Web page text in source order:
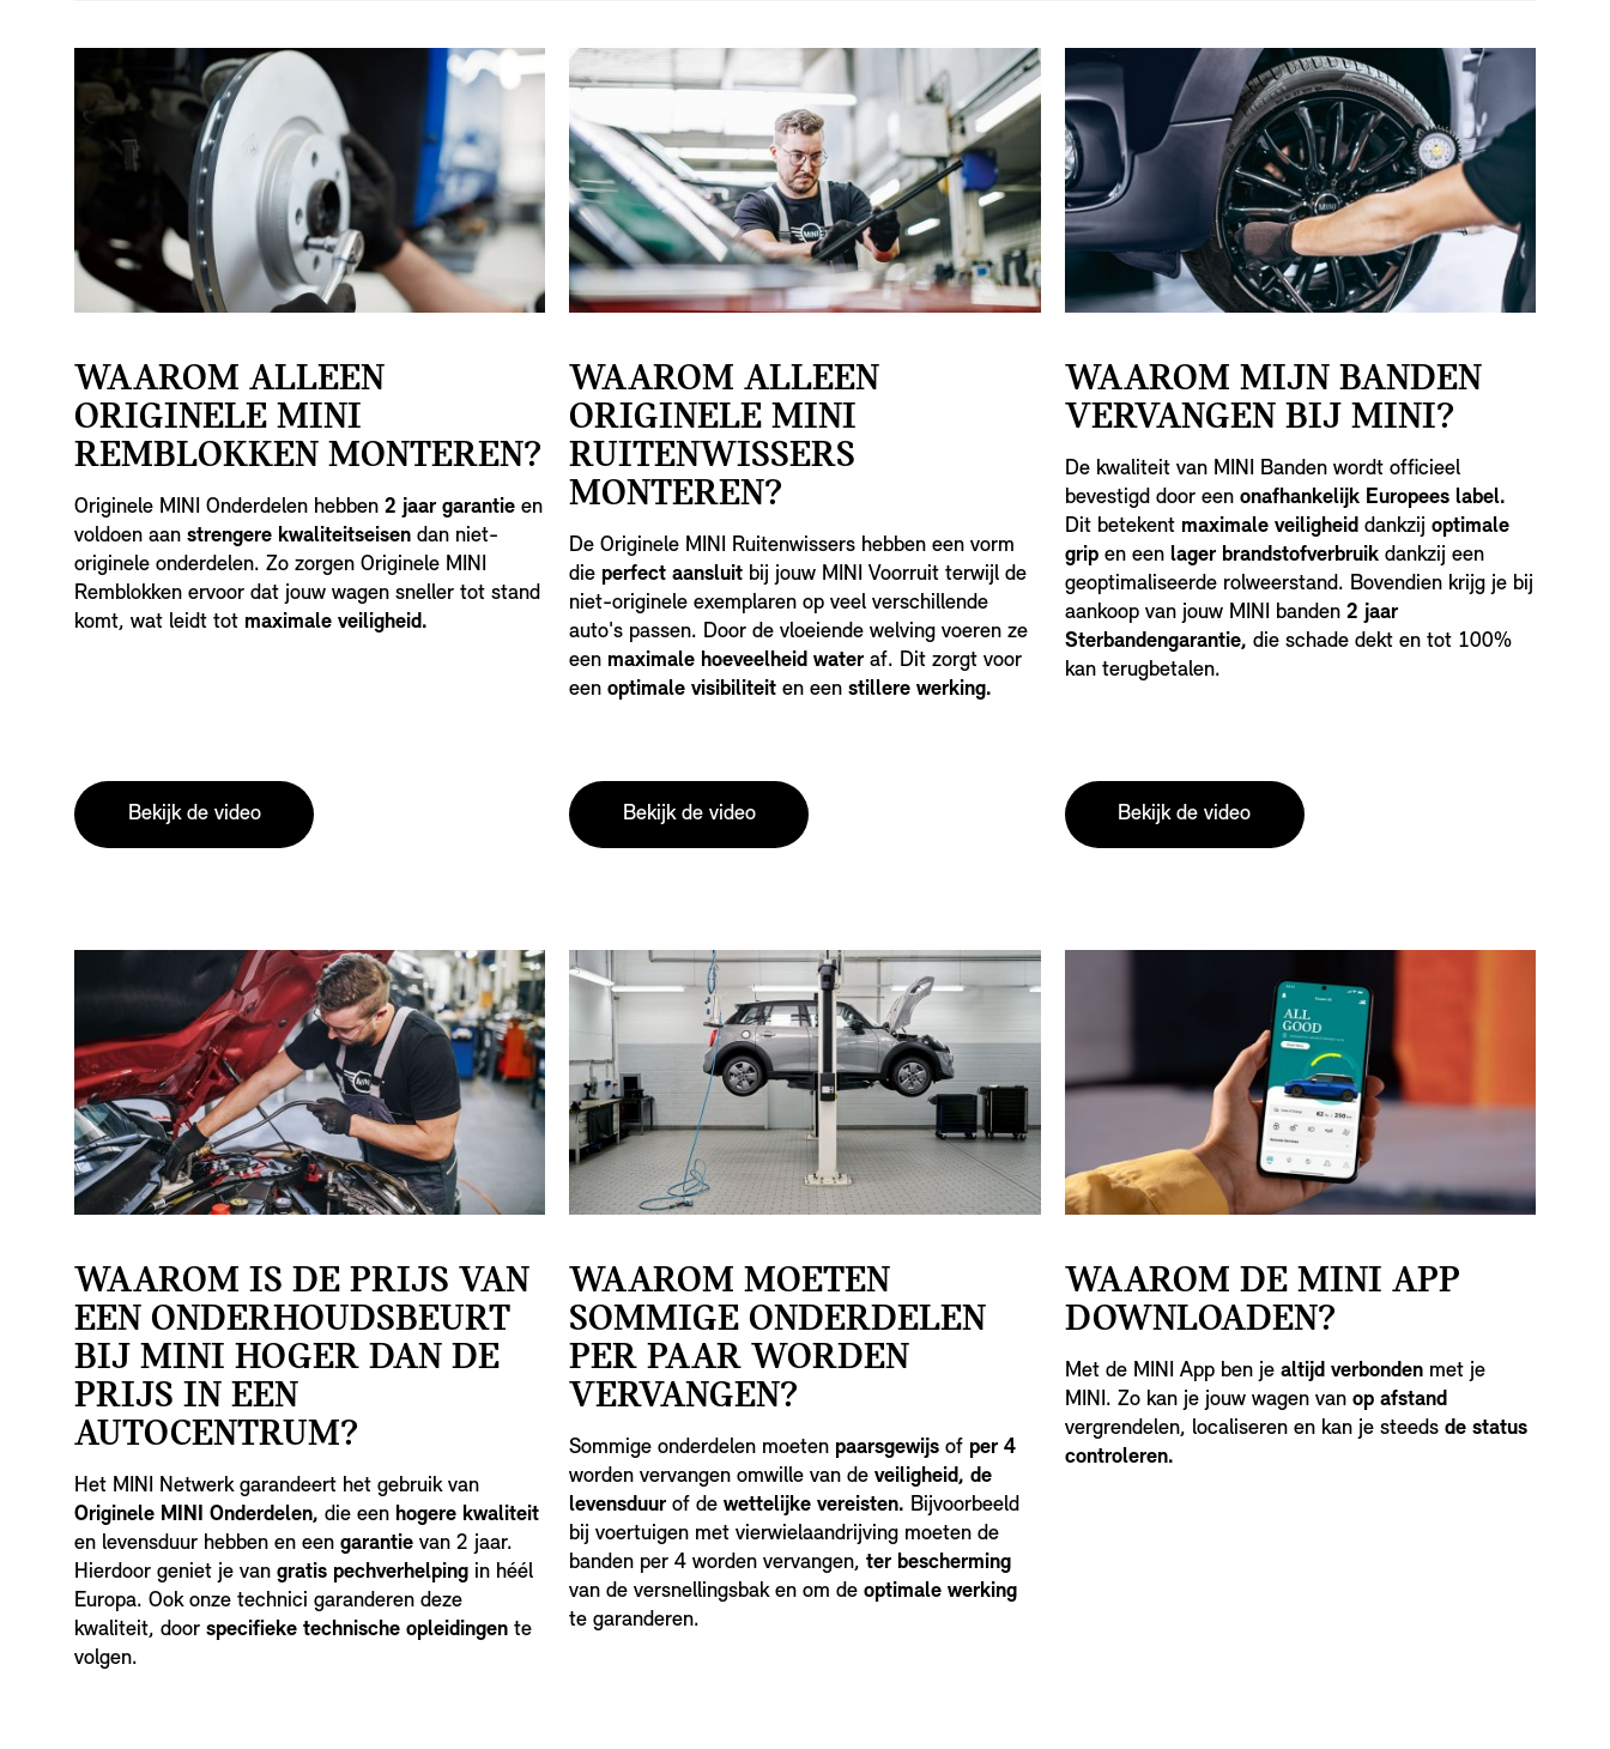
WAAROM ALLEEN
ORIGINELE MINI
REMBLOKKEN MONTEREN?
Originele MINI Onderdelen hebben 2 jaar garantie en
voldoen aan strengere kwaliteitseisen dan niet-
originele onderdelen. Zo zorgen Originele MINI
Remblokken ervoor dat jouw wagen sneller tot stand
komt, wat leidt tot maximale veiligheid.
Bekijk de video
WAAROM ALLEEN
ORIGINELE MINI
RUITENWISSERS
MONTEREN?
De Originele MINI Ruitenwissers hebben een vorm
die perfect aansluit bij jouw MINI Voorruit terwijl de
niet-originele exemplaren op veel verschillende
auto's passen. Door de vloeiende welving voeren ze
een maximale hoeveelheid water af. Dit zorgt voor
eenoptimale visibiliteit en eenstillere werking.
Bekijk de video
WAAROM MIJN BANDEN
VERVANGEN BIJ MINI?
De kwaliteit van MINI Banden wordt officieel
bevestigd door een onafhankelijk Europees label.
Dit betekent maximale veiligheiddankzij optimale
gripen een lager brandstofverbruikdankzij een
geoptimaliseerde rolweerstand. Bovendien krijg je bij
aankoop van jouw MINI banden 2 jaar
Sterbandengarantie, die schade dekt en tot 100%
kan terugbetalen.
Bekijk de video
WAAROM IS DE PRIJS VAN
EEN ONDERHOUDSBEURT
BIJ MINI HOGER DAN DE
PRIJS IN EEN
AUTOCENTRUM?
Het MINI Netwerk garandeert het gebruik van
Originele MINI Onderdelen, die een hogere kwaliteit
en levensduur hebben en een garantie van 2 jaar.
Hierdoor geniet je van gratis pechverhelping in héél
Europa. Ook onze technici garanderen deze
kwaliteit, door specifieke technische opleidingen te
volgen.
WAAROM MOETEN
SOMMIGE ONDERDELEN
PER PAAR WORDEN
VERVANGEN?
Sommige onderdelen moeten paarsgewijs of per 4
worden vervangen omwille van deveiligheid, de
levensduur of dewettelijke vereisten. Bijvoorbeeld
bij voertuigen met vierwielaandrijving moeten de
banden per 4 worden vervangen,ter bescherming
van de versnellingsbak en om deoptimale werking
te garanderen.
WAAROM DE MINI APP
DOWNLOADEN?
Met de MINI App ben je altijd verbondenmet je
MINI. Zo kan je jouw wagen van op afstand
vergrendelen, localiseren en kan je steeds de status
controleren.